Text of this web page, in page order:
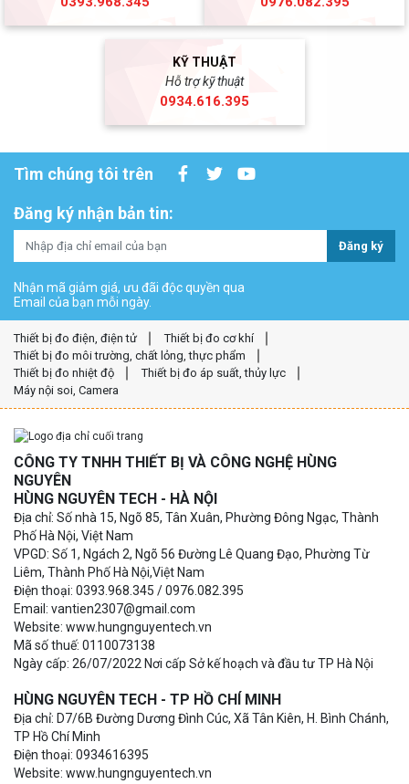
KỸ THUẬT
Hỗ trợ kỹ thuật
0934.616.395
Tìm chúng tôi trên
Đăng ký nhận bản tin:
Đăng ký
Nhận mã giảm giá, ưu đãi độc quyền qua
Email của bạn mỗi ngày.
Thiết bị đo điện, điện tử
Thiết bị đo cơ khí
Thiết bị đo môi trường, chất lỏng, thực phẩm
Thiết bị đo nhiệt độ
Thiết bị đo áp suất, thủy lực
Máy nội soi, Camera
CÔNG TY TNHH THIẾT BỊ VÀ CÔNG NGHỆ HÙNG
NGUYÊN
HÙNG NGUYÊN TECH - HÀ NỘI
Địa chỉ: Số nhà 15, Ngõ 85, Tân Xuân, Phường Đông Ngạc, Thành
Phố Hà Nội, Việt Nam
VPGD: Số 1, Ngách 2, Ngõ 56 Đường Lê Quang Đạo, Phường Từ
Liêm, Thành Phố Hà Nội,Việt Nam
Điện thoại: 0393.968.345 / 0976.082.395
Email: vantien2307@gmail.com
Website: www.hungnguyentech.vn
Mã số thuế: 0110073138
Ngày cấp: 26/07/2022 Nơi cấp Sở kế hoạch và đầu tư TP Hà Nội
HÙNG NGUYÊN TECH - TP HỒ CHÍ MINH
Địa chỉ: D7/6B Đường Dương Đình Cúc, Xã Tân Kiên, H. Bình Chánh,
TP Hồ Chí Minh
Điện thoại: 0934616395
Website: www.hungnguyentech.vn